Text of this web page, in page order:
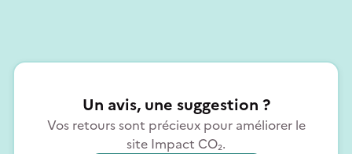
Un avis, une suggestion ?
Vos retours sont précieux pour améliorer le
site Impact CO₂.